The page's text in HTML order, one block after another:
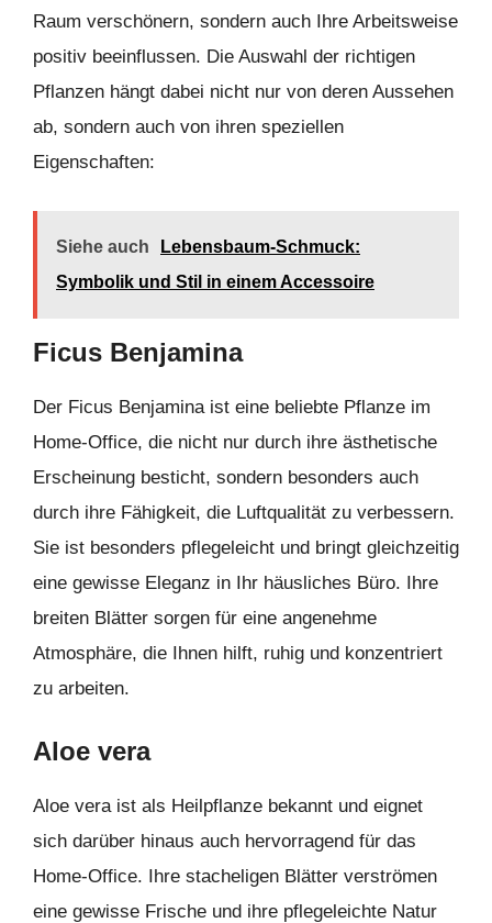
Raum verschönern, sondern auch Ihre Arbeitsweise
positiv beeinflussen. Die Auswahl der richtigen
Pflanzen hängt dabei nicht nur von deren Aussehen
ab, sondern auch von ihren speziellen
Eigenschaften:
Siehe auch
Lebensbaum-Schmuck:
Symbolik und Stil in einem Accessoire
Ficus Benjamina
Der Ficus Benjamina ist eine beliebte Pflanze im
Home-Office, die nicht nur durch ihre ästhetische
Erscheinung besticht, sondern besonders auch
durch ihre Fähigkeit, die Luftqualität zu verbessern.
Sie ist besonders pflegeleicht und bringt gleichzeitig
eine gewisse Eleganz in Ihr häusliches Büro. Ihre
breiten Blätter sorgen für eine angenehme
Atmosphäre, die Ihnen hilft, ruhig und konzentriert
zu arbeiten.
Aloe vera
Aloe vera ist als Heilpflanze bekannt und eignet
sich darüber hinaus auch hervorragend für das
Home-Office. Ihre stacheligen Blätter verströmen
eine gewisse Frische und ihre pflegeleichte Natur